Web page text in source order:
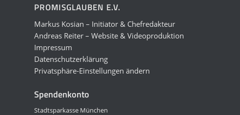
PROMISGLAUBEN E.V.
Markus Kosian – Initiator & Chefredakteur
Andreas Reiter – Website & Videoproduktion
Impressum
Datenschutzerklärung
Privatsphäre-Einstellungen ändern
Spendenkonto
Stadtsparkasse München